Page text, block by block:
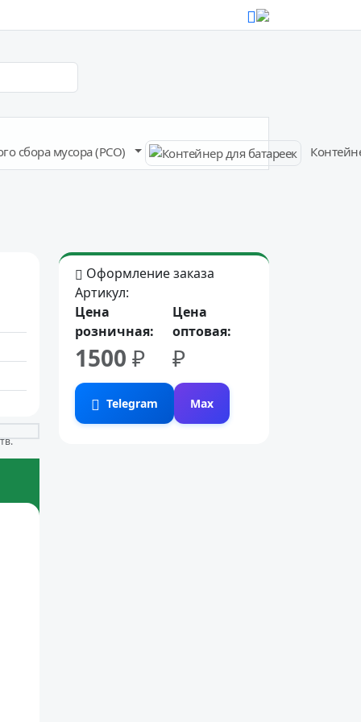
сбора мусора (РСО)
Оформление заказа
Артикул:
Цена
розничная:
1500 ₽
Цена
оптовая:
₽
Telegram Max